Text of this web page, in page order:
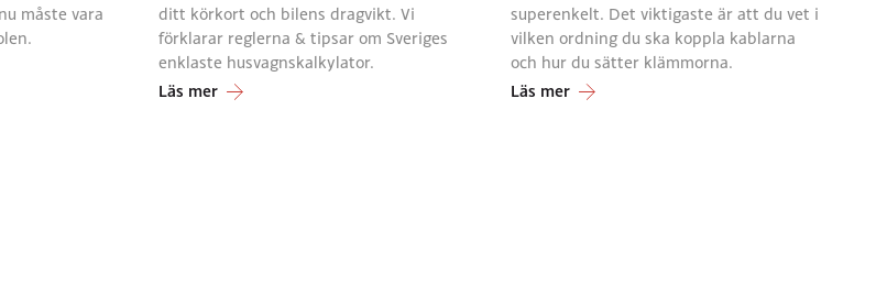
måste vara
ditt körkort och bilens dragvikt. Vi
förklarar reglerna & tipsar om Sveriges
enklaste husvagnskalkylator.
Läs mer
superenkelt. Det viktigaste är att du vet i
vilken ordning du ska koppla kablarna
och hur du sätter klämmorna.
Läs mer